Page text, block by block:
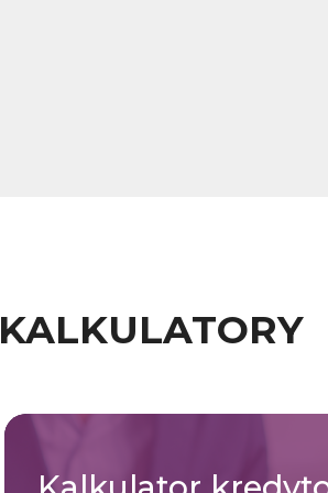
KALKULATORY